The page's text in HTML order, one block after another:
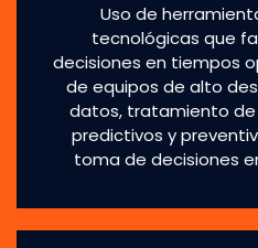
Uso de
tecnológicas que
decisiones en tiempos
de equipos de alto
datos, tratamiento de
predictivos y
toma de decisiones